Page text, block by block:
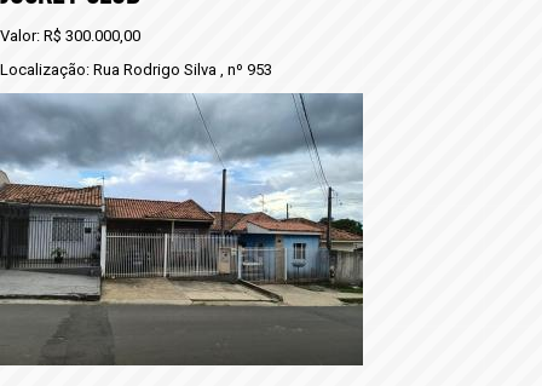
Valor: R$ 300.000,00
Localização: Rua Rodrigo Silva , nº 953